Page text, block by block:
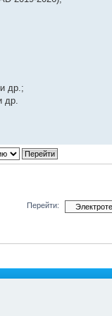
др.;
др.
Перейти: